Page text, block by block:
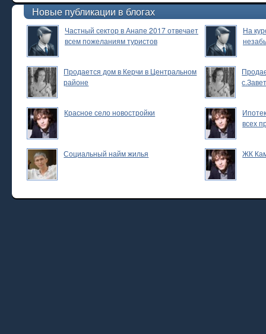
Новые публикации в блогах
Частный сектор в Анапе 2017 отвечает
всем пожеланиям туристов
На
Продается дом в Керчи в Центральном
районе
Красное село новостройки
всех
Социальный найм жилья ЖК